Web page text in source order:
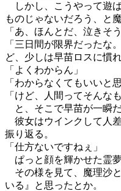
しかし、こうやって遊
ものじゃないだろう、と魔
「あ、ほんとだ、泣きそ
「三日間が限界だったな
ど、少しは早苗ロスに慣
「よくわからん」
「わからなくてもいいと思
「けど、人間ってそんな
と、そこで早苗が一瞬
彼女はウインクして人
振り返る。
「仕方ないですねぇ」
ぱっと顔を輝かせた霊夢
その様を見て、魔理沙
いる』と思ったとか。